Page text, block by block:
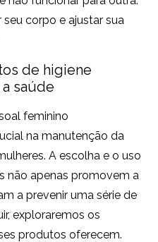
corpo e ajustar sua
de higiene
saúde
feminino
na manutenção da
A escolha e o uso
não apenas promovem a
a prevenir uma série de
exploraremos os
produtos oferecem.